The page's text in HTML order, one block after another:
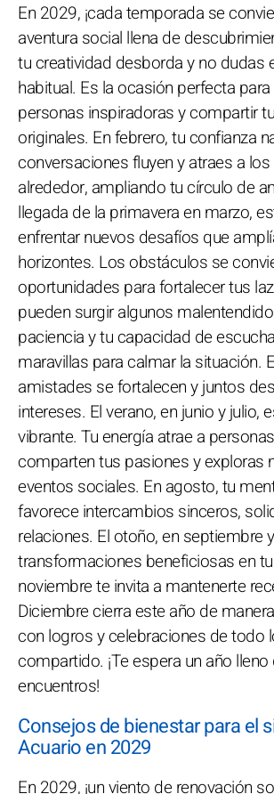
En 2029, ¡cada temporada se
aventura social llena de
tu creatividad desborda y no dudas
habitual. Es la ocasión perfecta
personas inspiradoras y compartir
originales. En febrero, tu confianza
conversaciones fluyen y atraes a
alrededor, ampliando tu círculo de
llegada de la primavera en marzo,
enfrentar nuevos desafíos que
horizontes. Los obstáculos se
oportunidades para fortalecer tus
pueden surgir algunos
paciencia y tu capacidad de
maravillas para calmar la situación.
amistades se fortalecen y juntos
intereses. El verano, en junio y julio,
vibrante. Tu energía atrae a
comparten tus pasiones y exploras
eventos sociales. En agosto, tu
favorece intercambios sinceros,
relaciones. El otoño, en septiembre
transformaciones beneficiosas en
noviembre te invita a mantenerte
Diciembre cierra este año de
con logros y celebraciones de todo
compartido. ¡Te espera un año lleno
encuentros!
Consejos de bienestar para el
Acuario en 2029
En 2029, ¡un viento de renovación